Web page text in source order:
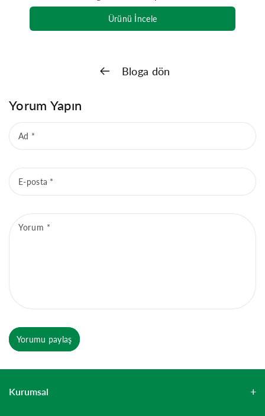
Ürünü İncele
Bloga dön
Yorum Yapın
Ad *
E-posta *
Yorum *
Yorumu paylaş
Kurumsal